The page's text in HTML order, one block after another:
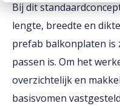
Downloads
Werken bij Vebo
Kantplanken
Oplegblokken &
Luifels
Kolommen
CO2 footprints
Documentatie
Diversen
Monsters aanvragen
Contactpersonen
Bij dit
lengte, breedte en
prefab balkonplaten is
passen is. Om het
overzichtelijk en
basisvomen